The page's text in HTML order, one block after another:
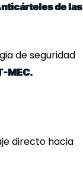
de las
de seguridad
MEC.
directo hacia